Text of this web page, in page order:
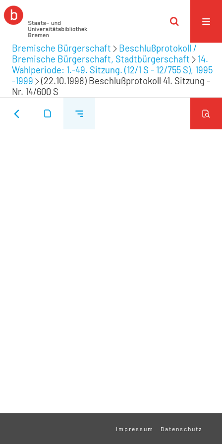
Bremische Bürgerschaft
Beschlußprotokoll /
Bremische Bürgerschaft, Stadtbürgerschaft
14.
Wahlperiode: 1.-49. Sitzung. (12/1 S - 12/755 S), 1995
-1999
(22.10.1998) Beschlußprotokoll 41. Sitzung -
Nr. 14/600 S
Impressum Datenschutz